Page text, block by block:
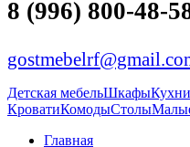
8 (996) 800-48-
Детская мебельШкафыКухни
КроватиКомодыСтолы
Главная